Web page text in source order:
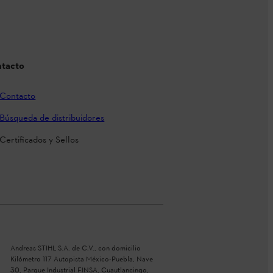
Contacto
Búsqueda de distribuidores
Certificados y Sellos
Andreas STIHL S.A. de C.V., con domicilio
Kilómetro 117 Autopista México-Puebla, Nave
30, Parque Industrial FINSA, Cuautlancingo,